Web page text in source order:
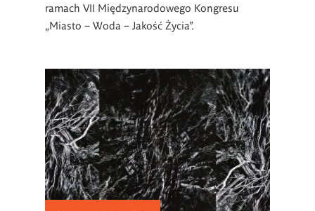
ramach VII Międzynarodowego Kongresu
„Miasto – Woda – Jakość Życia”.